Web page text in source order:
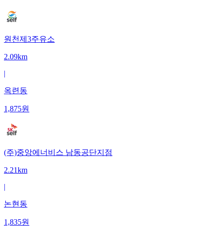
원천제3주유소
2.09km
|
옥련동
1,875원
(주)중앙에너비스 남동공단지점
2.21km
|
논현동
1,835원